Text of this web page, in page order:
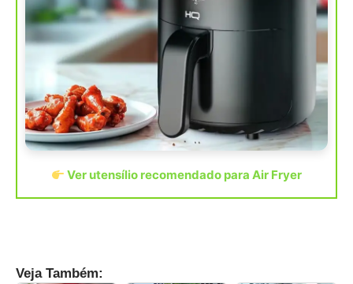
Ver utensílio recomendado para Air Fryer
Veja Também: